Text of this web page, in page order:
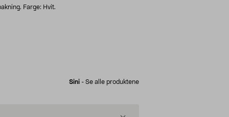
Farge: Hvit.
Sini - Se alle produktene